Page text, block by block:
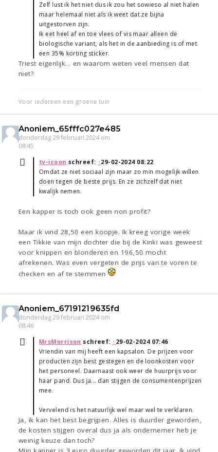
Zelf lust ik het niet dus ik zou het sowieso al niet halen
maar helemaal niet als ik weet dat ze bijna
uitgestorven zijn.
Ik eet heel af en toe vlees of vis maar alleen de
biologische variant, als het in de aanbieding is of met
een 35% korting sticker.
Triest eigenlijk… en waarom weten veel mensen dat
niet?
Voor iedereen een groene tuin
Anoniem_65fffc027e485
donderdag 29 februari 2024 om
08:45
tv-icoon schreef: ↑29-02-2024 08:22
Omdat ze niet sociaal zijn maar zo min mogelijk willen
doen tegen de beste prijs. En ze zichzelf dat niet
kwalijk nemen.
Een kapper is toch ook geen non profit?
Maar ik vind 28,50 een koopje. Ik kreeg vorige week
een Tikkie van mijn dochter die bij de Kinki was geweest
voor knippen en blonderen en 196,50 mocht
afrekenen. Was even vergeten de prijs van te voren te
checken en af te stemmen
Anoniem_67191219635fd
donderdag 29 februari 2024 om
08:46
MrsMorrison schreef: ↑29-02-2024 07:46
Vriendin van mij heeft een kapsalon. De prijzen voor
producten zijn best gestegen en de loonkosten voor
het personeel. Daarnaast ook weer de huurprijs voor
haar pand. Dus ja... dan stijgen de consumentenprijzen
mee.
Vervelend is het natuurlijk wel maar wel te verklaren.
Ja, ik kan het best begrijpen. Alles is duurder geworden,
de kosten stijgen overal dus ja als ondernemer heb je
weinig keuze dan toch?